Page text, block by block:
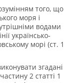
того, що
моря і
водами
українсько-
морі (ст. 1
згадані
2 статті 1